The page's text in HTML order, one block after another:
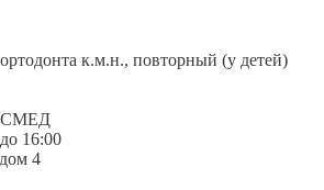
к.м.н., повторный (у детей)
16:00
4